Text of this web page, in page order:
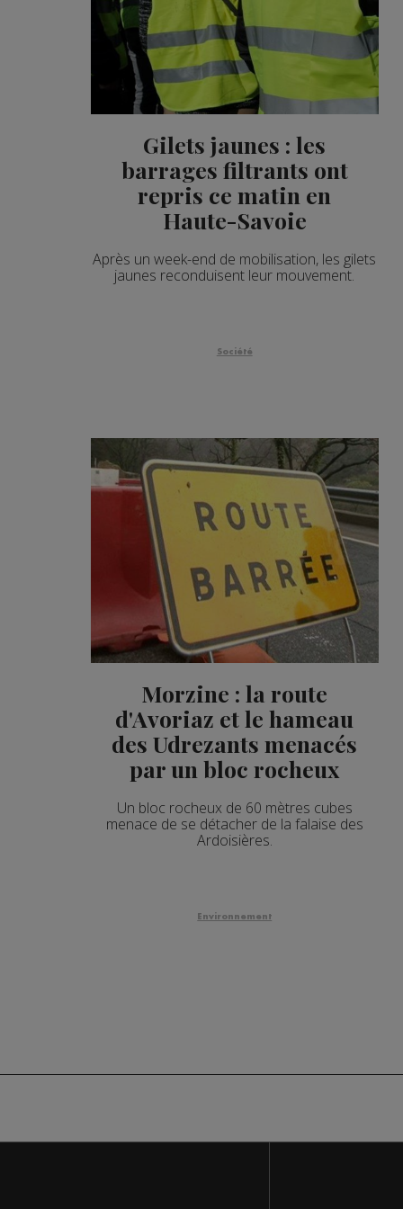
Gilets jaunes : les
barrages filtrants ont
repris ce matin en
Haute-Savoie
Après un week-end de mobilisation, les gilets
jaunes reconduisent leur mouvement.
Société
Morzine : la route
d'Avoriaz et le hameau
des Udrezants menacés
par un bloc rocheux
Un bloc rocheux de 60 mètres cubes
menace de se détacher de la falaise des
Ardoisières.
Environnement